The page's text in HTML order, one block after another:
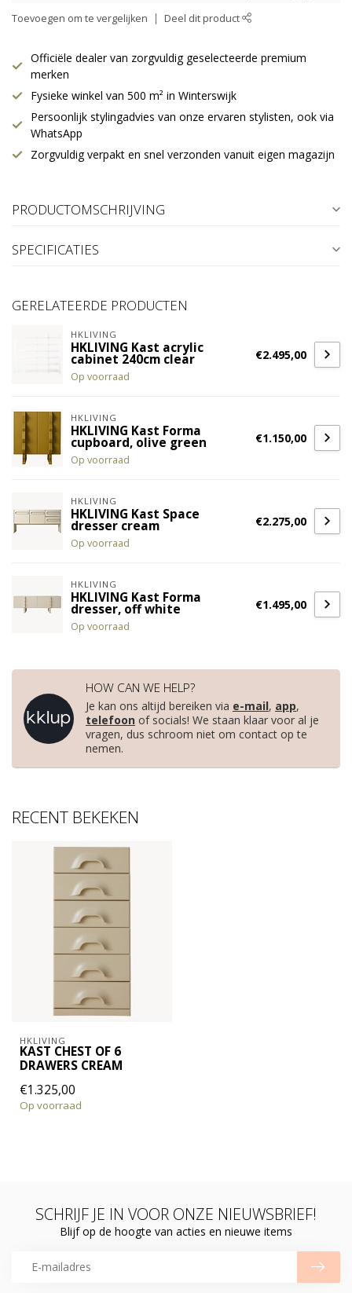
Toevoegen om te vergelijken Deel dit product
Officiële dealer van zorgvuldig geselecteerde premium
merken
Fysieke winkel van 500 m² in Winterswijk
Persoonlijk stylingadvies van onze ervaren stylisten, ook via
WhatsApp
Zorgvuldig verpakt en snel verzonden vanuit eigen magazijn
PRODUCTOMSCHRIJVING
SPECIFICATIES
GERELATEERDE PRODUCTEN
HKLIVING
HKLIVING Kast acrylic
cabinet 240cm clear
Op voorraad
€2.495,00
HKLIVING
HKLIVING Kast Forma
cupboard, olive green
Op voorraad
€1.150,00
HKLIVING
HKLIVING Kast Space
dresser cream
Op voorraad
€2.275,00
HKLIVING
HKLIVING Kast Forma
dresser, off white
Op voorraad
€1.495,00
HOW CAN WE HELP?
Je kan ons altijd bereiken via e-mail, app,
telefoon of socials! We staan klaar voor al je
vragen, dus schroom niet om contact op te
nemen.
RECENT BEKEKEN
HKLIVING
KAST CHEST OF 6
DRAWERS CREAM
€1.325,00
Op voorraad
SCHRIJF JE IN VOOR ONZE NIEUWSBRIEF!
Blijf op de hoogte van acties en nieuwe items